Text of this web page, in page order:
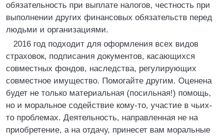
обязательность при выплате налогов, честность при
выполнении других финансовых обязательств перед
людьми и организациями.
2016 год подходит для оформления всех видов
страховок, подписания документов, касающихся
совместных фондов, наследства, регулирующих
совместное имущество. Помогайте другим. Оценена
будет не только материальная (посильная!) помощь,
но и моральное содействие кому-то, участие в чьих-
то проблемах. Деятельность, направленная не на
приобретение, а на отдачу, принесет вам моральные